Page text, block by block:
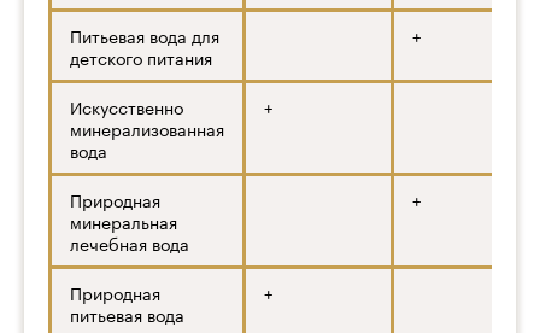
Питьевая вода для
детского питания
+
Искусственно
минерализованная
вода
+
Природная
минеральная
лечебная вода
+
Природная
питьевая вода
+